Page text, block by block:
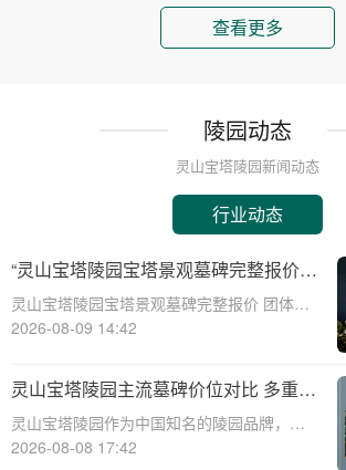
查看更多
陵园动态
灵山宝塔陵园新闻动态
行业动态
“灵山宝塔陵园宝塔景观墓碑完整报价
团体购墓享大额直降：深度解析与专属
优惠”
灵山宝塔陵园宝塔景观墓碑完整报价 团体购
墓享大额直降：深度解析与专属优惠☎ 灵山
们对逝者的纪念方式有了更多的选择和追
求。灵山宝塔陵园作为一家知名的
2026-08-09 14:42
灵山宝塔陵园主流墓碑价位对比 多重优
惠叠加省钱攻略详解
灵山宝塔陵园作为中国知名的陵园品牌，其
墓碑产品种类丰富，价格区间广泛，能够满
2026-08-08 17:42